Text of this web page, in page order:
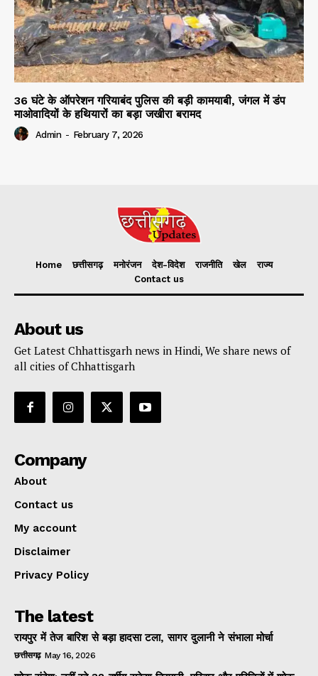
36 घंटे के ऑपरेशन गरियाबंद पुलिस की बड़ी कामयाबी, जंगल में डंप
माओवादियों के हथियारों का बड़ा जखीरा बरामद
Admin - February 7, 2026
Home छत्तीसगढ़ मनोरंजन देश-विदेश राजनीति खेल
राज्य
Contact us
About us
Get Latest Chhattisgarh news in Hindi, We share news of
all cities of Chhattisgarh
Company
About
Contact us
My account
Disclaimer
Privacy Policy
The latest
रायपुर में तेज बारिश से बड़ा हादसा टला, सागर दुलानी ने संभाला मोर्चा
छत्तीसगढ़ May 16, 2026